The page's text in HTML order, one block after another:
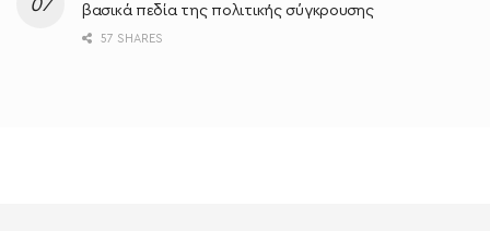
βασικά πεδία της πολιτικής σύγκρουσης
57 SHARES